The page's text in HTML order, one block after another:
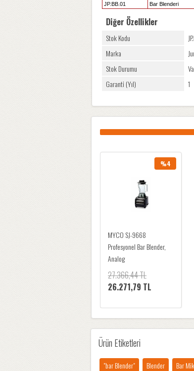
JP.BB.01
Bar Blenderi
Diğer Özellikler
Stok Kodu
Marka
Stok Durumu
Garanti (Yıl)
1
MYCO SJ-9668
Profesyonel Bar Blender,
Analog
27.366,44 TL
26.271,79 TL
%4
Ürün Etiketleri
"bar Blender" Blender Bar